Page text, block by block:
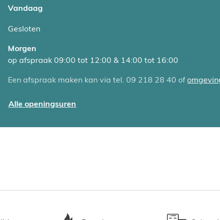
Vandaag
Gesloten
Morgen
op afspraak 09:00 tot 12:00 & 14:00 tot 16:00
Een afspraak maken kan via tel. 09 218 28 40 of
Alle openingsuren